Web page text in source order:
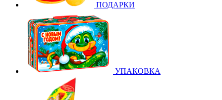
ПОДАРКИ
УПАКОВКА